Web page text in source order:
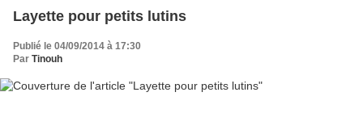
Layette pour petits lutins
Publié le 04/09/2014 à 17:30
Par Tinouh